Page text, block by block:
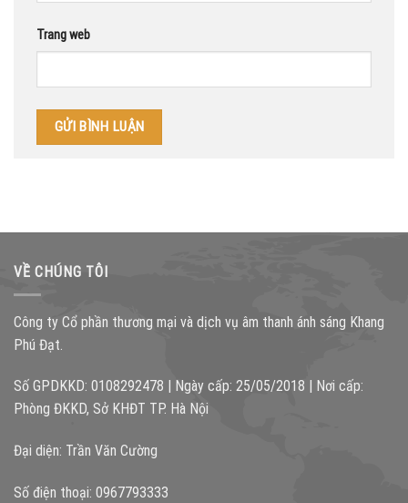
Trang web
VỀ CHÚNG TÔI
Công ty Cổ phần thương mại và dịch vụ âm thanh ánh sáng Khang
Phú Đạt.
Số GPDKKD: 0108292478 | Ngày cấp: 25/05/2018 | Nơi cấp:
Phòng ĐKKD, Sở KHĐT TP. Hà Nội
Đại diện: Trần Văn Cường
Số điện thoại: 0967793333